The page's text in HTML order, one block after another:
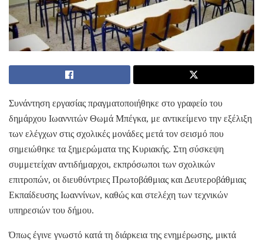
Συνάντηση εργασίας πραγματοποιήθηκε στο γραφείο του
δημάρχου Ιωαννιτών Θωμά Μπέγκα, με αντικείμενο την εξέλιξη
των ελέγχων στις σχολικές μονάδες μετά τον σεισμό που
σημειώθηκε τα ξημερώματα της Κυριακής. Στη σύσκεψη
συμμετείχαν αντιδήμαρχοι, εκπρόσωποι των σχολικών
επιτροπών, οι διευθύντριες Πρωτοβάθμιας και Δευτεροβάθμιας
Εκπαίδευσης Ιωαννίνων, καθώς και στελέχη των τεχνικών
υπηρεσιών του δήμου.
Όπως έγινε γνωστό κατά τη διάρκεια της ενημέρωσης, μικτά